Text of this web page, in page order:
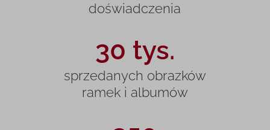
doświadczenia
30 tys.
sprzedanych obrazków
ramek i albumów